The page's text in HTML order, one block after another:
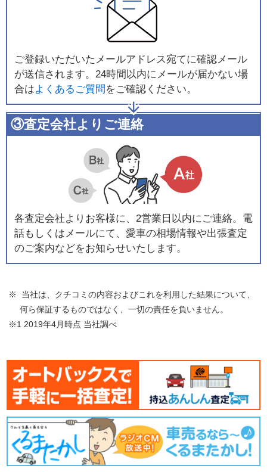
ご登録いただいたメールアドレス宛てに確認メール
が送信されます。24時間以内にメールが届かない場
合はよくあるご質問 をご確認ください。
③査定会社よりご連絡
各査定会社よりお客様に、2営業日以内にご連絡。電
話もしくはメールにて、愛車の相場情報や出張査定
のご案内などをお知らせいたします。
※ 当社は、クチコミの内容およびこれを利用した結果について、
何ら保証するものではなく、一切の責任を負いません。
※1 2019年4月時点 当社調べ